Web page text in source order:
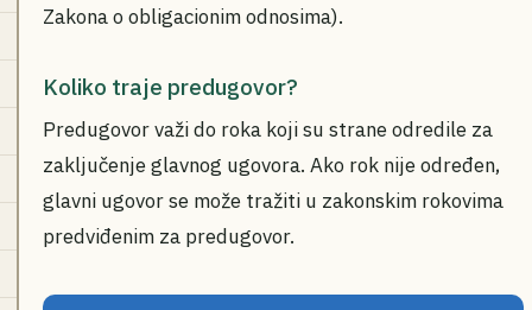
Zakona o obligacionim odnosima).
Koliko traje predugovor?
Predugovor važi do roka koji su strane odredile za
zaključenje glavnog ugovora. Ako rok nije određen,
glavni ugovor se može tražiti u zakonskim rokovima
predviđenim za predugovor.